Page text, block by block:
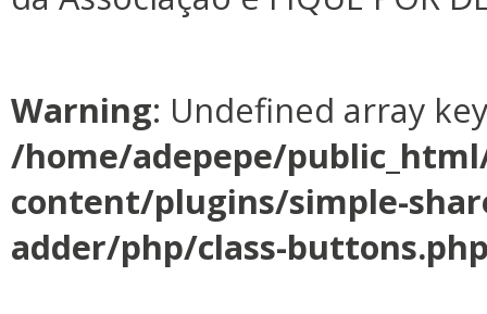
Warning: Undefined array
/home/adepepe/
content/plugins/simple-
adder/php/class-